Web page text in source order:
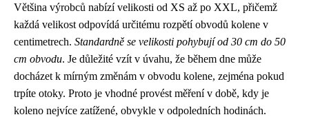
Většina výrobců nabízí velikosti od XS až po XXL, přičemž
každá velikost odpovídá určitému rozpětí obvodů kolene v
centimetrech. Standardně se velikosti pohybují od 30 cm do 50
cm obvodu. Je důležité vzít v úvahu, že během dne může
docházet k mírným změnám v obvodu kolene, zejména pokud
trpíte otoky. Proto je vhodné provést měření v době, kdy je
koleno nejvíce zatížené, obvykle v odpoledních hodinách.